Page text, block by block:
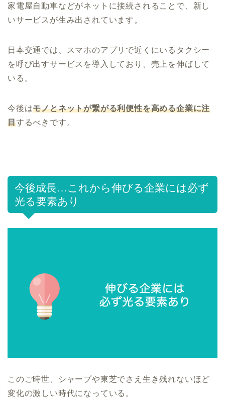
家電屋自動車などがネットに接続されることで、新し
いサービスが生み出されています。
日本交通では、スマホのアプリで近くにいるタクシー
を呼び出すサービスを導入しており、売上を伸ばして
いる。
今後はモノとネットが繋がる利便性を高める企業に注
目するべきです。
今後成長…これから伸びる企業には必ず
光る要素あり
このご時世、シャープや東芝でさえ生き残れないほど
変化の激しい時代になっている。